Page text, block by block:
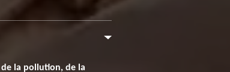
la pollution, de la